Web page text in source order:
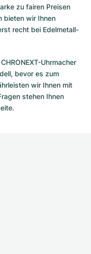
zu fairen Preisen
bieten wir Ihnen
recht bei Edelmetall-
Uhrmacher
bevor es zum
wir Ihnen mit
stehen Ihnen